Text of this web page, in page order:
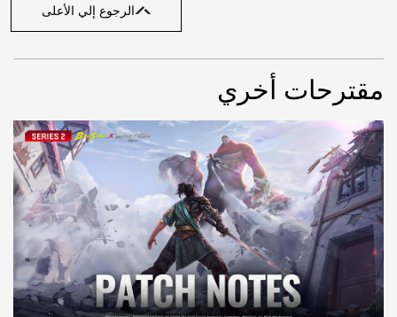
الرجوع إلي الأعلى
مقترحات أخري